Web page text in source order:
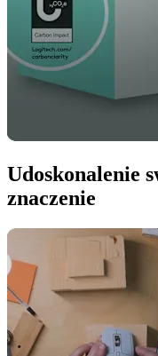
Udoskonalenie
znaczenie